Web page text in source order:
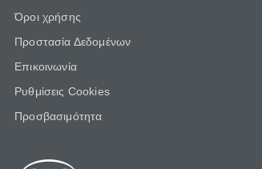
Όροι χρήσης
Προστασία Δεδομένων
Επικοινωνία
Ρυθμίσεις Cookies
Προσβασιμότητα